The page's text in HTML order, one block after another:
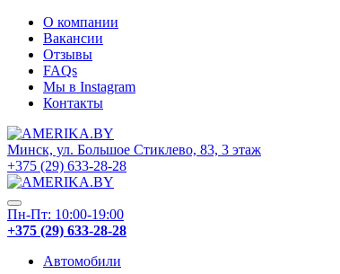
О компании
Вакансии
Отзывы
FAQs
Мы в Instagram
Контакты
Минск, ул. Большое Стиклево, 83, 3 этаж
+375 (29) 633-28-28
Пн-Пт: 10:00-19:00
+375 (29) 633-28-28
Автомобили